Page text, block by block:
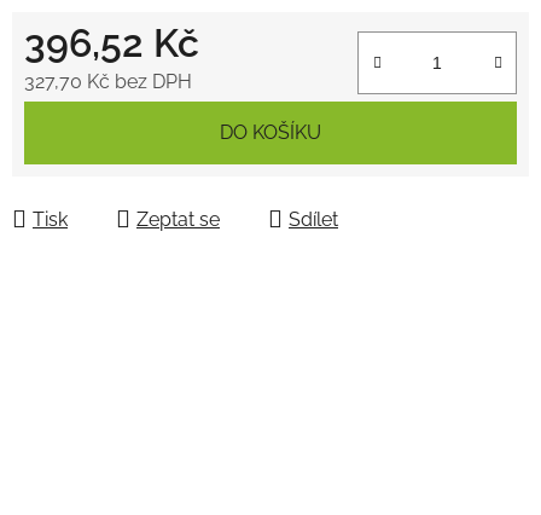
396,52 Kč
327,70 Kč bez DPH
DO KOŠÍKU
Tisk Zeptat se Sdílet